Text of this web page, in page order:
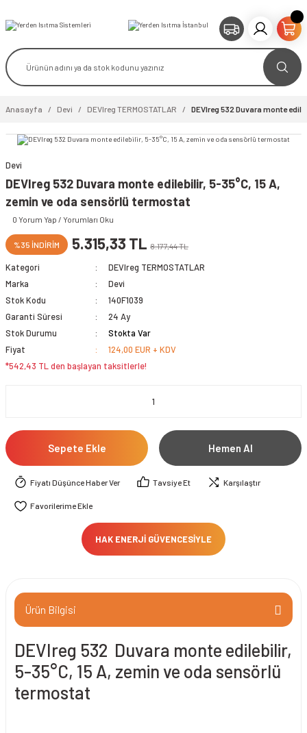
Anasayfa Devi DEVIreg TERMOSTATLAR DEVIreg 532 Duvara monte
Devi
DEVIreg 532 Duvara monte edilebilir, 5-35°C, 15 A,
zemin ve oda sensörlü termostat
0 Yorum Yap / Yorumları Oku
%35 İNDİRİM 5.315,33 TL 8.177,44 TL
Kategori
DEVIreg TERMOSTATLAR
Marka
Devi
Stok Kodu
140F1039
Garanti Süresi
24 Ay
Stok Durumu
Stokta Var
Fiyat
124,00 EUR + KDV
*542,43 TL den başlayan taksitlerle!
Sepete Ekle Hemen Al
Fiyatı Düşünce Haber Ver Tavsiye Et Karşılaştır
HAK ENERJİ GÜVENCESİYLE
Ürün Bilgisi
DEVIreg 532 Duvara monte edilebilir,
5-35°C, 15 A, zemin ve oda sensörlü
termostat